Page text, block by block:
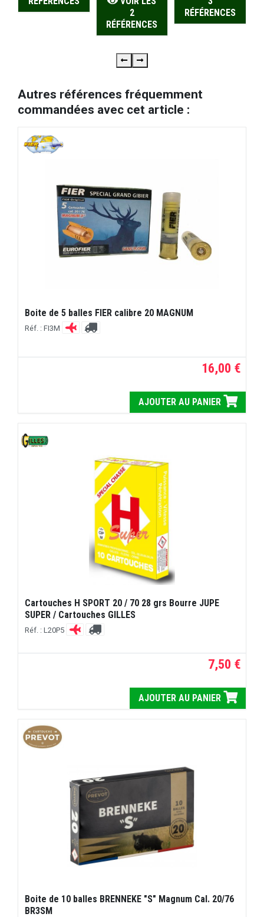
1.330,00 €
2
RÉFÉRENCES
RÉFÉRENCES
Autres références fréquemment
commandées avec cet article :
Boite de 5 balles FIER calibre 20 MAGNUM
Réf. : FI3M
16,00 €
AJOUTER AU PANIER
Cartouches H SPORT 20 / 70 28 grs Bourre JUPE
SUPER / Cartouches GILLES
Réf. : L20P5
7,50 €
AJOUTER AU PANIER
Boite de 10 balles BRENNEKE "S" Magnum Cal. 20/76
BR3SM